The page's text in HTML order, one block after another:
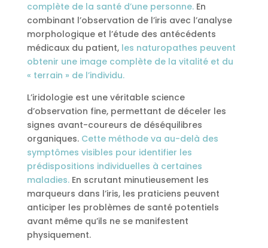
complète de la santé d’une personne. En
combinant l’observation de l’iris avec l’analyse
morphologique et l’étude des antécédents
médicaux du patient, les naturopathes peuvent
obtenir une image complète de la vitalité et du
« terrain » de l’individu.
L’iridologie est une véritable science
d’observation fine, permettant de déceler les
signes avant-coureurs de déséquilibres
organiques. Cette méthode va au-delà des
symptômes visibles pour identifier les
prédispositions individuelles à certaines
maladies.En scrutant minutieusement les
marqueurs dans l’iris, les praticiens peuvent
anticiper les problèmes de santé potentiels
avant même qu’ils ne se manifestent
physiquement.